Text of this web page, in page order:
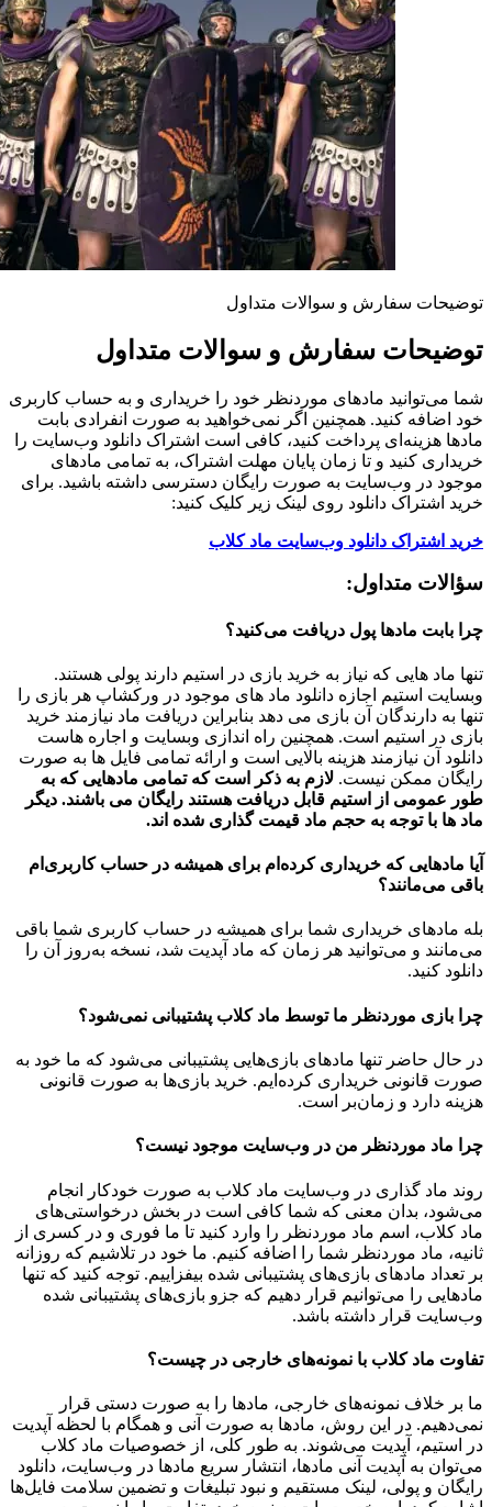
توضیحات سفارش و سوالات متداول
توضیحات سفارش و سوالات متداول
شما می‌توانید مادهای موردنظر خود را خریداری و به حساب کاربری
خود اضافه کنید. همچنین اگر نمی‌خواهید به صورت انفرادی بابت
مادها هزینه‌ای پرداخت کنید، کافی است اشتراک دانلود وب‌سایت را
خریداری کنید و تا زمان پایان مهلت اشتراک، به تمامی مادهای
موجود در وب‌سایت به صورت رایگان دسترسی داشته باشید. برای
خرید اشتراک دانلود روی لینک زیر کلیک کنید:
خرید اشتراک دانلود وب‌سایت ماد کلاب
سؤالات متداول:
چرا بابت مادها پول دریافت می‌کنید؟
تنها ماد هایی که نیاز به خرید بازی در استیم دارند پولی هستند.
وبسایت استیم اجازه دانلود ماد های موجود در ورکشاپ هر بازی را
تنها به دارندگان آن بازی می دهد بنابراین دریافت ماد نیازمند خرید
بازی در استیم است. همچنین راه اندازی وبسایت و اجاره هاست
دانلود آن نیازمند هزینه بالایی است و ارائه تمامی فایل ها به صورت
رایگان ممکن نیست. لازم به ذکر است که تمامی مادهایی که به
طور عمومی از استیم قابل دریافت هستند رایگان می باشند. دیگر
ماد ها با توجه به حجم ماد قیمت گذاری شده اند.
آیا مادهایی که خریداری کرده‌ام برای همیشه در حساب‌ کاربری‌ام
باقی می‌مانند؟
بله مادهای خریداری شما برای همیشه در حساب کاربری شما باقی
می‌مانند و می‌توانید هر زمان که ماد آپدیت شد، نسخه به‌روز آن را
دانلود کنید.
چرا بازی موردنظر ما توسط ماد کلاب پشتیبانی نمی‌شود؟
در حال حاضر تنها مادهای بازی‌هایی پشتیبانی می‌شود که ما خود به
صورت قانونی خریداری کرده‌ایم. خرید بازی‌ها به صورت قانونی
هزینه دارد و زمان‌بر است.
چرا ماد موردنظر من در وب‌سایت موجود نیست؟
روند ماد گذاری در وب‌سایت ماد کلاب به صورت خودکار انجام
می‌شود، بدان معنی که شما کافی است در بخش درخواستی‌های
ماد کلاب، اسم ماد موردنظر را وارد کنید تا ما فوری و در کسری از
ثانیه، ماد موردنظر شما را اضافه کنیم. ما خود در تلاشیم که روزانه
بر تعداد مادهای بازی‌های پشتیبانی شده بیفزاییم. توجه کنید که تنها
مادهایی را می‌توانیم قرار دهیم که جزو بازی‌های پشتیبانی شده
وب‌سایت قرار داشته باشد.
تفاوت ماد کلاب با نمونه‌های خارجی در چیست؟
ما بر خلاف نمونه‌های خارجی، مادها را به صورت دستی قرار
نمی‌دهیم. در این روش، مادها به صورت آنی و همگام با لحظه آپدیت
در استیم، آپدیت می‌شوند. به طور کلی، از خصوصیات ماد کلاب
می‌‌توان به آپدیت آنی مادها، انتشار سریع مادها در وب‌سایت، دانلود
رایگان و پولی، لینک مستقیم و نبود تبلیغات و تضمین سلامت فایل‌ها